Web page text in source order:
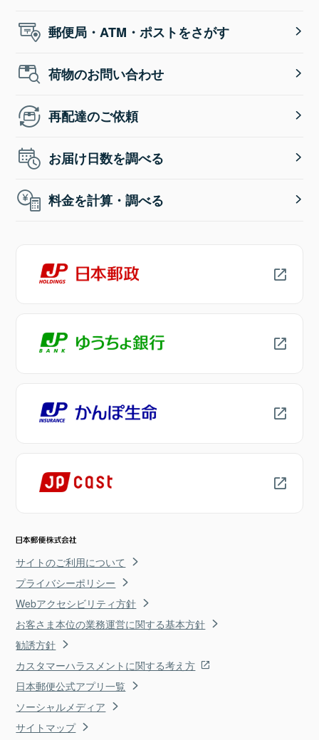
郵便局・ATM・ポストをさがす
荷物のお問い合わせ
再配達のご依頼
お届け日数を調べる
料金を計算・調べる
サイトのご利用について
プライバシーポリシー
Webアクセシビリティ方針
お客さま本位の業務運営に関する基本方針
勧誘方針
カスタマーハラスメントに関する考え方
日本郵便公式アプリ一覧
ソーシャルメディア
サイトマップ